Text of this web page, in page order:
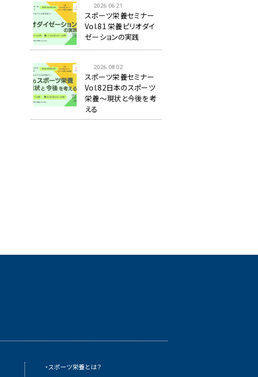
2026.06.21
スポーツ栄養セミナー
Vol.81 栄養ピリオダイ
ゼーションの実践
2026.08.02
スポーツ栄養セミナー
Vol.82日本のスポーツ
栄養～現状と今後を考
える
・スポーツ栄養とは？